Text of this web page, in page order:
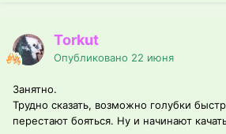
Torkut
Опубликовано 22 июня
Занятно.
Трудно сказать, возможно голубки
перестают бояться. Ну и начинают